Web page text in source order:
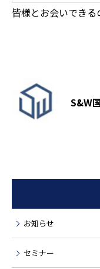
皆様とお会いできる
S&W
お知らせ
セミナー